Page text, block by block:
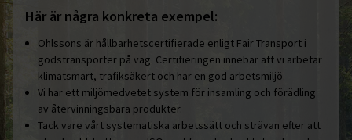
Här är några konkreta exempel:
Ohlssons är hållbarhetscertifierade enligt Fair Transport i
godstransporter på väg. Certifieringen innebär att vi arbetar
klimatsmart, trafiksäkert och har en god arbetsmiljö.
Vi har ett miljömedvetet system för insamling och förädling
av återvinningsbara produkter.
Tack vare vårt systematiska arbetssätt och strävan efter att